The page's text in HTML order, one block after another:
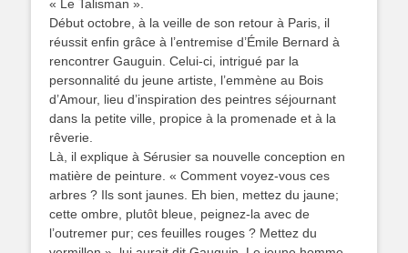
« Le Talisman ».
Début octobre, à la veille de son retour à Paris, il
réussit enfin grâce à l’entremise d’Émile Bernard à
rencontrer Gauguin. Celui-ci, intrigué par la
personnalité du jeune artiste, l’emmène au Bois
d’Amour, lieu d’inspiration des peintres séjournant
dans la petite ville, propice à la promenade et à la
rêverie.
Là, il explique à Sérusier sa nouvelle conception en
matière de peinture. « Comment voyez-vous ces
arbres ? Ils sont jaunes. Eh bien, mettez du jaune;
cette ombre, plutôt bleue, peignez-la avec de
l’outremer pur; ces feuilles rouges ? Mettez du